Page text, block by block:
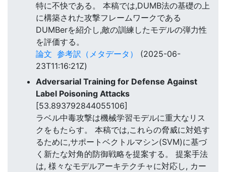
特に不快である。 本稿では,DUMB法の基礎の上
に構築された攻撃フレームワークである
DUMBerを紹介し,敵の訓練したモデルの弾力性
を評価する。
論文 参考訳（メタデータ）
(2025-06-
23T11:16:21Z)
Adversarial Training for Defense Against
Label Poisoning Attacks
[53.893792844055106]
ラベル中毒攻撃は機械学習モデルに重大なリス
クをもたらす。 本稿では,これらの脅威に対処す
るために,サポートベクトルマシン(SVM)に基づ
く新たな対角的防御戦略を提案する。 提案手法
は, 様々なモデルアーキテクチャに対応し, カー